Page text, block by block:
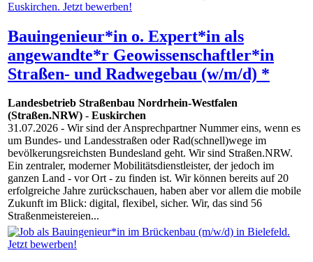
Bauingenieur*in o. Expert*in als
angewandte*r Geowissenschaftler*in
Straßen- und Radwegebau (w/m/d) *
Landesbetrieb Straßenbau Nordrhein-Westfalen
(Straßen.NRW) - Euskirchen
31.07.2026 - Wir sind der Ansprechpartner Nummer eins, wenn es
um Bundes- und Landesstraßen oder Rad(schnell)wege im
bevölkerungsreichsten Bundesland geht. Wir sind Straßen.NRW.
Ein zentraler, moderner Mobilitätsdienstleister, der jedoch im
ganzen Land - vor Ort - zu finden ist. Wir können bereits auf 20
erfolgreiche Jahre zurückschauen, haben aber vor allem die mobile
Zukunft im Blick: digital, flexibel, sicher. Wir, das sind 56
Straßenmeistereien...